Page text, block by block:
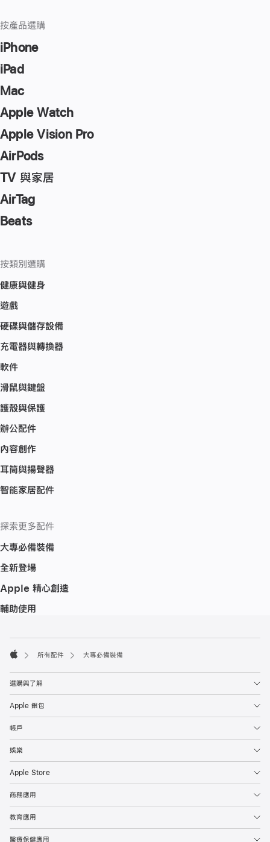
按產品選購
iPhone
iPad
Mac
Apple Watch
Apple Vision Pro
AirPods
TV 與家居
AirTag
Beats
按類別選購
健康與健身
遊戲
硬碟與儲存設備
充電器與轉換器
軟件
滑鼠與鍵盤
護殼與保護
辦公配件
內容創作
耳筒與揚聲器
智能家居配件
探索更多配件
大專必備裝備
全新登場
Apple 精心創造
輔助使用
腳
所有配件 大專必備裝備
選購與了解
Apple 銀包
帳戶
娛樂
Apple Store
商務應用
教育應用
醫療保健應用